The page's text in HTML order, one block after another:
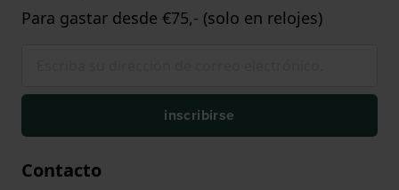
Para gastar desde €75,- (solo en relojes)
inscribirse
Contacto